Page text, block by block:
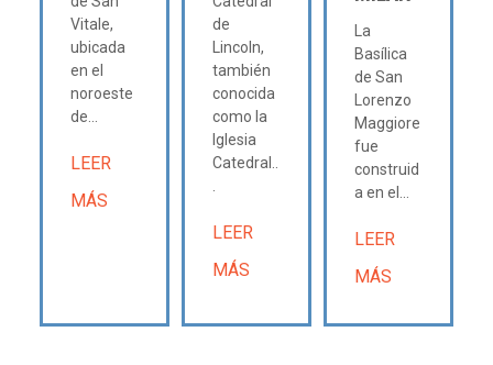
Vitale,
ubicada
en el
noroeste
de...
LEER
MÁS
de
Lincoln,
también
conocida
como la
Iglesia
Catedral..
LEER
MÁS
La
Basílica
de San
Lorenzo
Maggiore
fue
construid
a en el...
LEER
MÁS